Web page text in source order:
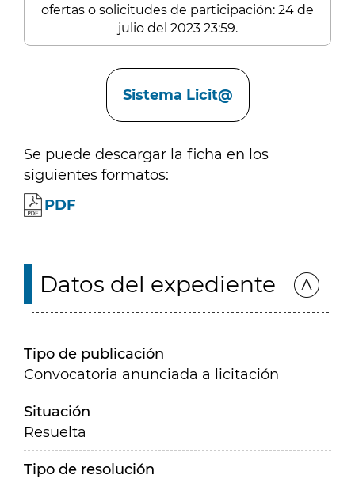
ofertas o solicitudes de participación: 24 de
julio del 2023 23:59.
Sistema Licit@
Se puede descargar la ficha en los
siguientes formatos:
PDF
Datos del expediente
Tipo de publicación
Convocatoria anunciada a licitación
Situación
Resuelta
Tipo de resolución